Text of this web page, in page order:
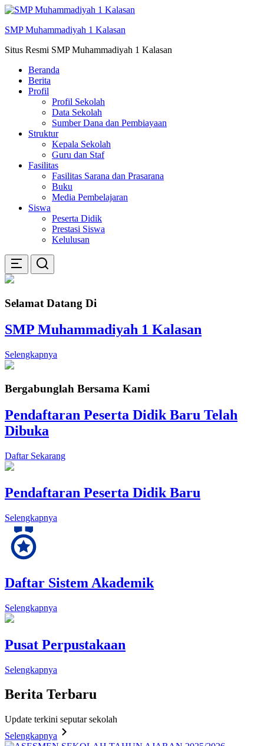
Skip
konten
SMP Muhammadiyah 1 Kalasan
Situs Resmi SMP Muhammadiyah 1 Kalasan
Beranda
Berita
Profil
Profil Sekolah
Data Sekolah
Sumber Dana dan Pembiayaan
Struktur
Kepala Sekolah
Guru dan Staf
Fasilitas
Fasilitas Sarana dan Prasarana
Buku
Media Pembelajaran
Siswa
Peserta Didik
Prestasi Siswa
Kelulusan
Selamat Datang Di
SMP Muhammadiyah 1 Kalasan
Selengkapnya
Bergabunglah Bersama Kami
Pendaftaran Peserta Didik Baru Telah
Dibuka
Daftar Sekarang
Pendaftaran Peserta Didik Baru
Selengkapnya
Daftar Sistem Akademik
Selengkapnya
Pusat Perpustakaan
Selengkapnya
Berita Terbaru
Update terkini seputar sekolah
Selengkapnya